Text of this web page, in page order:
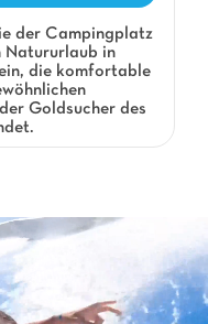
der Campingplatz
Natururlaub in
die komfortable
Goldsucher des